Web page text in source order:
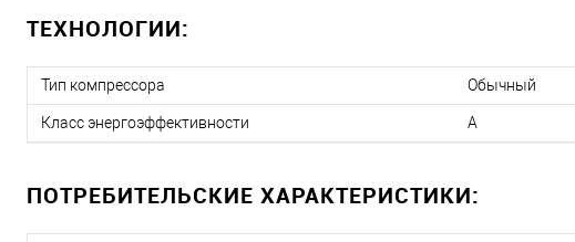
ТЕХНОЛОГИИ:
Тип компрессора Обычный
Класс энергоэффективности A
ПОТРЕБИТЕЛЬСКИЕ ХАРАКТЕРИСТИКИ: